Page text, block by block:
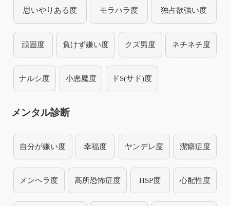
思いやりある度 モラハラ度 独占欲強い度
頑固度 負けず嫌い度 クズ男度 ネチネチ度
ナルシ度 小悪魔度 ドS(サド)度
メンタル診断
自分が嫌い度 幸福度 ヤンデレ度 潔癖症度
メンヘラ度 高所恐怖症度 HSP度 心配性度